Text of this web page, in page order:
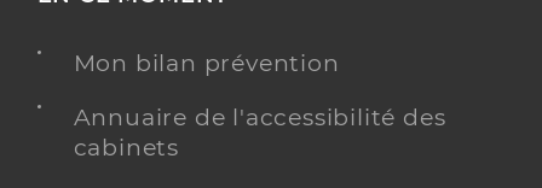
Mon bilan prévention
Annuaire de l'accessibilité des
cabinets